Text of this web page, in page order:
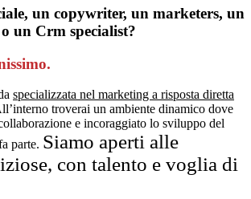
un copywriter, un marketers, un
un Crm specialist?
specializzata nel marketing a risposta diretta
troverai un ambiente dinamico dove
e incoraggiato lo sviluppo del
parte. Siamo aperti alle
con talento e voglia di